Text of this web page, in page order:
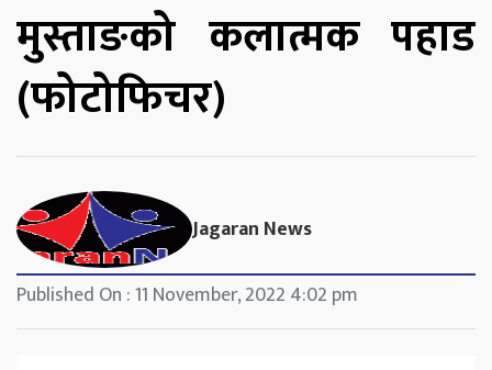
मुस्ताङको कलात्मक पहाड
(फोटोफिचर)
Jagaran News
Published On : 11 November, 2022 4:02 pm